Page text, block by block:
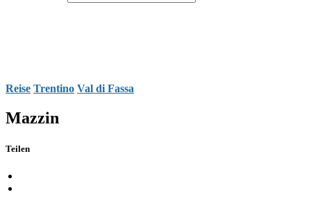
Reise Trentino Val di Fassa
Mazzin
Teilen